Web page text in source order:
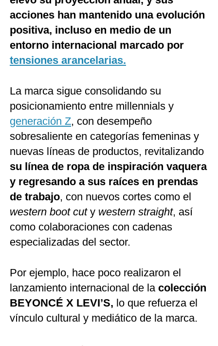
acciones han mantenido una evolución
positiva, incluso en medio de un
entorno internacional marcado por
tensiones arancelarias.
La marca sigue consolidando su
posicionamiento entre millennials y
generación Z, con desempeño
sobresaliente en categorías femeninas y
nuevas líneas de productos, revitalizando
su línea de ropa de inspiración vaquera
y regresando a sus raíces en prendas
de trabajo, con nuevos cortes como el
western boot cuty western straight, así
como colaboraciones con cadenas
especializadas del sector.
Por ejemplo, hace poco realizaron el
lanzamiento internacional de la colección
BEYONCÉ X LEVI’S, lo que refuerza el
vínculo cultural y mediático de la marca.